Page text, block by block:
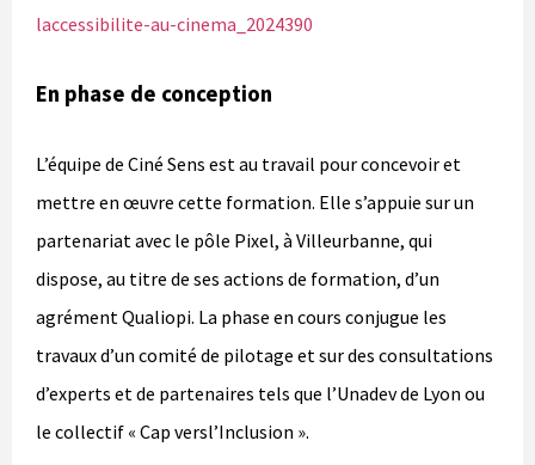
laccessibilite-au-cinema_2024390
En phase de conception
L’équipe de Ciné Sens est au travail pour concevoir et
mettre en œuvre cette formation. Elle s’appuie sur un
partenariat avec le pôle Pixel, à Villeurbanne, qui
dispose, au titre de ses actions de formation, d’un
agrément Qualiopi. La phase en cours conjugue les
travaux d’un comité de pilotage et sur des consultations
d’experts et de partenaires tels que l’Unadev de Lyon ou
le collectif « Cap versl’Inclusion ».